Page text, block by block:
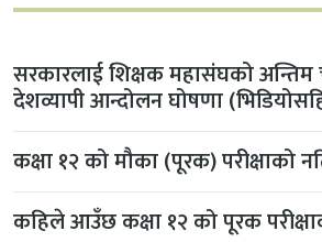
सरकारलाई शिक्षक महासंघको अन्तिम
देशव्यापी आन्दोलन घोषणा
कक्षा १२ को मौका (पूरक) परीक्षाको
कहिले आउँछ कक्षा १२ को पूरक